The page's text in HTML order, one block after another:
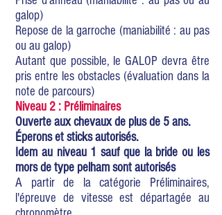
galop)
Repose de la garroche (maniabilité : au pas
ou au galop)
Autant que possible, le GALOP devra être
pris entre les obstacles (évaluation dans la
note de parcours)
Niveau 2 : Préliminaires
Ouverte aux chevaux de plus de 5 ans.
Éperons et sticks autorisés.
Idem au niveau 1 sauf que la bride ou les
mors de type pelham sont autorisés
A partir de la catégorie Préliminaires,
l'épreuve de vitesse est départagée au